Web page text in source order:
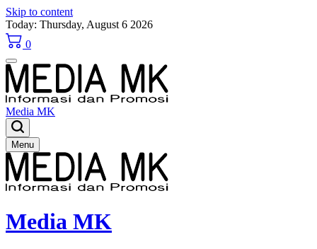
Skip to content
Today: Thursday, August 6 2026
0
Media MK
Menu
Media MK